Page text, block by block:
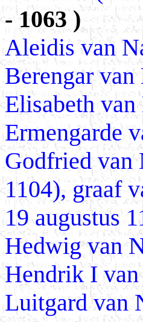
- 1063 )
Aleidis van
Berengar
Elisabeth
Ermengarde
Godfried van
1104), graaf
19 augustus
Hedwig van
Hendrik I
Luitgard van